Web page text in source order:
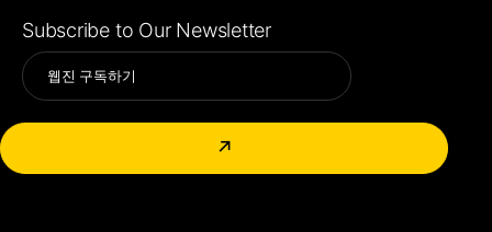
Subscribe to Our Newsletter
↗
Alternative: